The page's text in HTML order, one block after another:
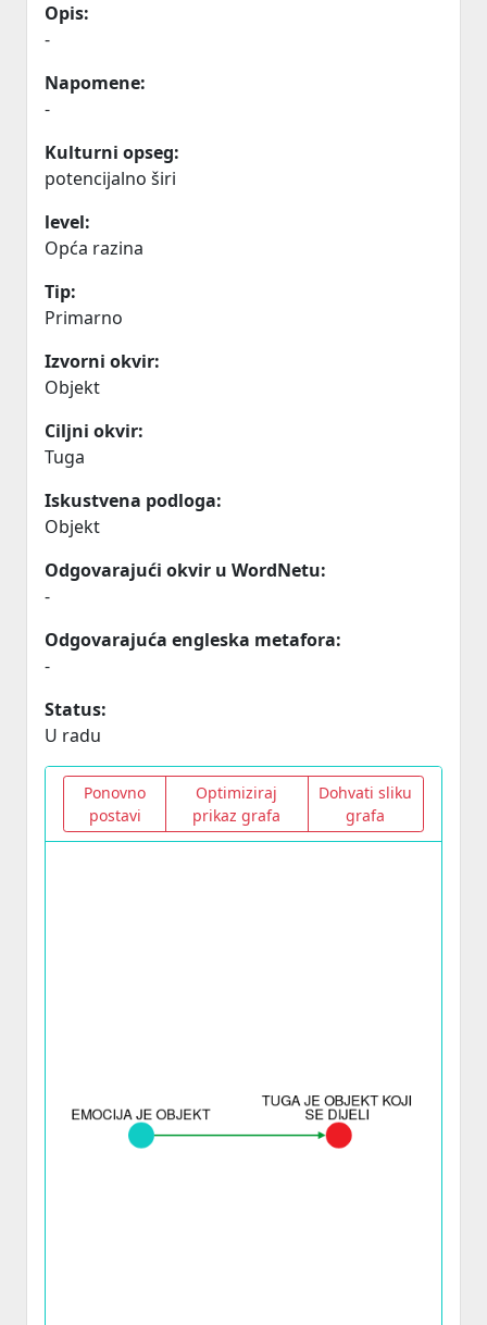
Opis:
-
Napomene:
-
Kulturni opseg:
potencijalno širi
level:
Opća razina
Tip:
Primarno
Izvorni okvir:
Objekt
Ciljni okvir:
Tuga
Iskustvena podloga:
Objekt
Odgovarajući okvir u WordNetu:
-
Odgovarajuća engleska metafora:
-
Status:
U radu
Ponovno
postavi
Optimiziraj
prikaz grafa
Dohvati sliku
grafa